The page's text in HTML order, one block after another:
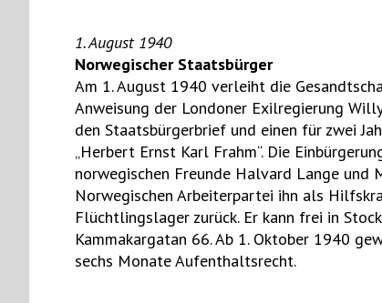
1. August 1940
Norwegischer Staatsbürger
Am 1. August 1940 verleiht die
Anweisung der Londoner Exilregierung
den Staatsbürgerbrief und einen für zwei
„Herbert Ernst Karl Frahm“. Die
norwegischen Freunde Halvard Lange und
Norwegischen Arbeiterpartei ihn als
Flüchtlingslager zurück. Er kann frei in
Kammakargatan 66. Ab 1. Oktober 1940
sechs Monate Aufenthaltsrecht.